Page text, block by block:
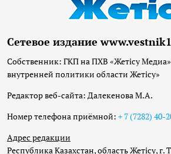
Сетевое издание
Собственник: ГКП на ПХВ «Жетісу
внутренней политики области Жетісу»
Редактор веб-сайта: Далекенова М.А.
Номер телефона приёмной: + 7 (7282) 40-
Адрес редакции
Республика Казахстан, область Жетісу, г.